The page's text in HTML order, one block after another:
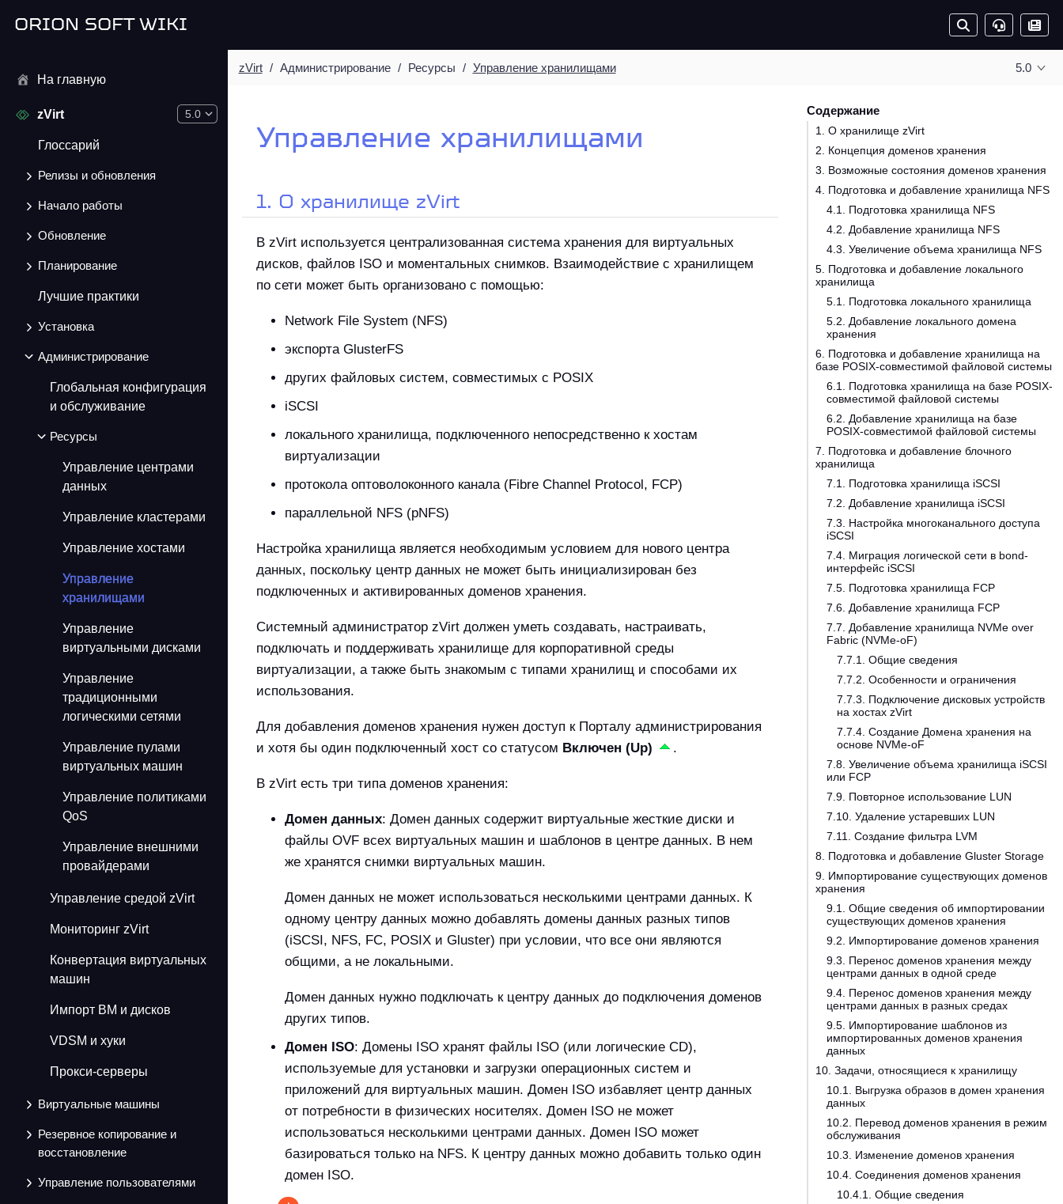
ORION SOFT WIKI
На главную
zVirt 5.0
Глоссарий
Релизы и обновления
Начало работы
Обновление
Планирование
Лучшие практики
Установка
Администрирование
Глобальная конфигурация
и обслуживание
Ресурсы
Управление центрами
данных
Управление кластерами
Управление хостами
Управление
хранилищами
Управление
виртуальными дисками
Управление
традиционными
логическими сетями
Управление пулами
виртуальных машин
Управление политиками
QoS
Управление внешними
провайдерами
Управление средой zVirt
Мониторинг zVirt
Конвертация виртуальных
машин
Импорт ВМ и дисков
VDSM и хуки
Прокси-серверы
Виртуальные машины
Резервное копирование и
восстановление
Управление пользователями
zVirt Администрирование Ресурсы Управление хранилищами 5.0
Содержание
1. О хранилище zVirt
2. Концепция доменов хранения
3. Возможные состояния доменов хранения
4. Подготовка и добавление хранилища NFS
4.1. Подготовка хранилища NFS
4.2. Добавление хранилища NFS
4.3. Увеличение объема хранилища NFS
5. Подготовка и добавление локального
хранилища
5.1. Подготовка локального хранилища
5.2. Добавление локального домена
хранения
6. Подготовка и добавление хранилища на
базе POSIX-совместимой файловой системы
6.1. Подготовка хранилища на базе POSIX-
совместимой файловой системы
6.2. Добавление хранилища на базе
POSIX-совместимой файловой системы
7. Подготовка и добавление блочного
хранилища
7.1. Подготовка хранилища iSCSI
7.2. Добавление хранилища iSCSI
7.3. Настройка многоканального доступа
iSCSI
7.4. Миграция логической сети в bond-
интерфейс iSCSI
7.5. Подготовка хранилища FCP
7.6. Добавление хранилища FCP
7.7. Добавление хранилища NVMe over
Fabric (NVMe-oF)
7.7.1. Общие сведения
7.7.2. Особенности и ограничения
7.7.3. Подключение дисковых устройств
на хостах zVirt
7.7.4. Создание Домена хранения на
основе NVMe-oF
7.8. Увеличение объема хранилища iSCSI
или FCP
7.9. Повторное использование LUN
7.10. Удаление устаревших LUN
7.11. Создание фильтра LVM
8. Подготовка и добавление Gluster Storage
9. Импортирование существующих доменов
хранения
9.1. Общие сведения об импортировании
существующих доменов хранения
9.2. Импортирование доменов хранения
9.3. Перенос доменов хранения между
центрами данных в одной среде
9.4. Перенос доменов хранения между
центрами данных в разных средах
9.5. Импортирование шаблонов из
импортированных доменов хранения
данных
10. Задачи, относящиеся к хранилищу
10.1. Выгрузка образов в домен хранения
данных
10.2. Перевод доменов хранения в режим
обслуживания
10.3. Изменение доменов хранения
10.4. Соединения доменов хранения
10.4.1. Общие сведения
Управление хранилищами
1. О хранилище zVirt
В zVirt используется централизованная система хранения для виртуальных
дисков, файлов ISO и моментальных снимков. Взаимодействие с хранилищем
по сети может быть организовано с помощью:
Network File System (NFS)
экспорта GlusterFS
других файловых систем, совместимых с POSIX
iSCSI
локального хранилища, подключенного непосредственно к хостам
виртуализации
протокола оптоволоконного канала (Fibre Channel Protocol, FCP)
параллельной NFS (pNFS)
Настройка хранилища является необходимым условием для нового центра
данных, поскольку центр данных не может быть инициализирован без
подключенных и активированных доменов хранения.
Системный администратор zVirt должен уметь создавать, настраивать,
подключать и поддерживать хранилище для корпоративной среды
виртуализации, а также быть знакомым с типами хранилищ и способами их
использования.
Для добавления доменов хранения нужен доступ к Порталу администрирования
и хотя бы один подключенный хост со статусом Включен (Up) .
В zVirt есть три типа доменов хранения:
Домен данных: Домен данных содержит виртуальные жесткие диски и
файлы OVF всех виртуальных машин и шаблонов в центре данных. В нем
же хранятся снимки виртуальных машин.
Домен данных не может использоваться несколькими центрами данных. К
одному центру данных можно добавлять домены данных разных типов
(iSCSI, NFS, FC, POSIX и Gluster) при условии, что все они являются
общими, а не локальными.
Домен данных нужно подключать к центру данных до подключения доменов
других типов.
Домен ISO: Домены ISO хранят файлы ISO (или логические CD),
используемые для установки и загрузки операционных систем и
приложений для виртуальных машин. Домен ISO избавляет центр данных
от потребности в физических носителях. Домен ISO не может
использоваться несколькими центрами данных. Домен ISO может
базироваться только на NFS. К центру данных можно добавить только один
домен ISO.